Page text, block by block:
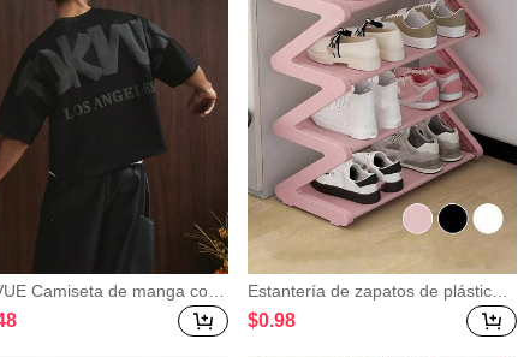
Camiseta de manga cort
con estampado de letras
verano
Estantería de zapatos de plástico e
n forma de Z, estantería de almace
namiento multifunción de gran cap
$0.98